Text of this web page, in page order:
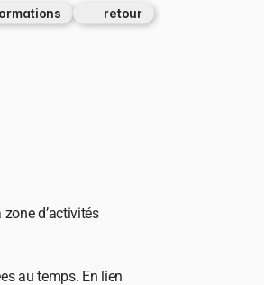
retour
d’activités
au temps. En lien